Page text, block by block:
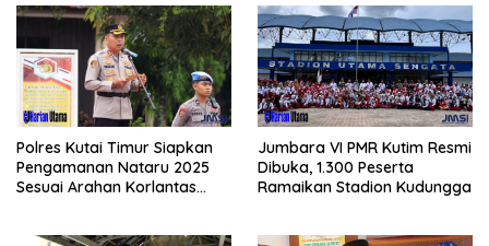
Polres Kutai Timur Siapkan
Pengamanan Nataru 2025
Sesuai Arahan Korlantas
Jumbara VI PMR Kutim Resmi
Dibuka, 1.300 Peserta
Ramaikan Stadion Kudungga